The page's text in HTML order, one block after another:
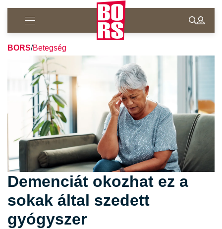
BORS/Betegség
Demenciát okozhat ez a
sokak által szedett
gyógyszer